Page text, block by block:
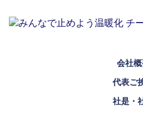
会社
代表ご
社是・